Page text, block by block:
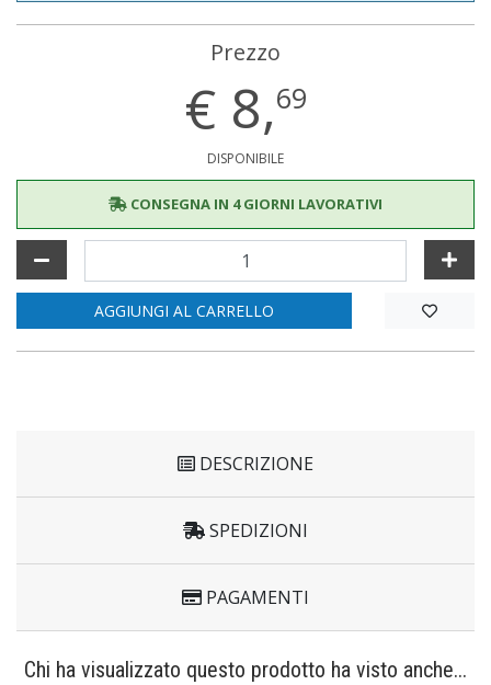
Prezzo
€ 8,69
DISPONIBILE
CONSEGNA IN 4 GIORNI LAVORATIVI
AGGIUNGI AL CARRELLO
DESCRIZIONE
SPEDIZIONI
PAGAMENTI
Chi ha visualizzato questo prodotto ha visto anche...